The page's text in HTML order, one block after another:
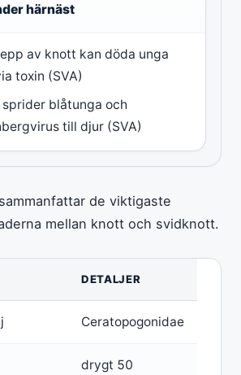
härnäst
av knott kan döda unga
toxin (SVA)
blåtunga och
till djur (SVA)
de viktigaste
mellan knott och svidknott.
DETALJER
Ceratopogonidae
drygt 50